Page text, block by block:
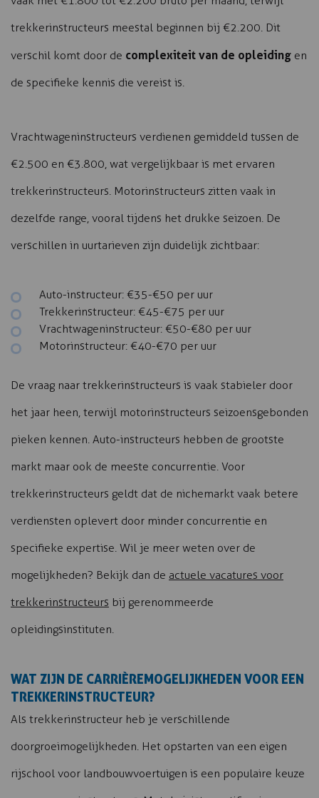
trekkerinstructeurs meestal beginnen bij €2.200. Dit
verschil komt door de complexiteit van de opleiding en
de specifieke kennis die vereist is.
Vrachtwageninstructeurs verdienen gemiddeld tussen de
€2.500 en €3.800, wat vergelijkbaar is met ervaren
trekkerinstructeurs. Motorinstructeurs zitten vaak in
dezelfde range, vooral tijdens het drukke seizoen. De
verschillen in uurtarieven zijn duidelijk zichtbaar:
Auto-instructeur: €35-€50 per uur
Trekkerinstructeur: €45-€75 per uur
Vrachtwageninstructeur: €50-€80 per uur
Motorinstructeur: €40-€70 per uur
De vraag naar trekkerinstructeurs is vaak stabieler door
het jaar heen, terwijl motorinstructeurs seizoensgebonden
pieken kennen. Auto-instructeurs hebben de grootste
markt maar ook de meeste concurrentie. Voor
trekkerinstructeurs geldt dat de nichemarkt vaak betere
verdiensten oplevert door minder concurrentie en
specifieke expertise. Wil je meer weten over de
mogelijkheden? Bekijk dan de actuele vacatures voor
trekkerinstructeurs bij gerenommeerde
opleidingsinstituten.
WAT ZIJN DE CARRIÈREMOGELIJKHEDEN VOOR EEN
TREKKERINSTRUCTEUR?
Als trekkerinstructeur heb je verschillende
doorgroeimogelijkheden. Het opstarten van een eigen
rijschool voor landbouwvoertuigen is een populaire keuze